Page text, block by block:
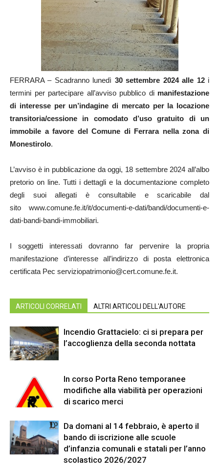
FERRARA – Scadranno lunedì 30 settembre 2024 alle 12i
termini per partecipare all’avviso pubblico di manifestazione
di interesse per un’indagine di mercato per la locazione
transitoria/cessione in comodato d’uso gratuito di un
immobile a favore del Comune di Ferrara nella zona di
Monestirolo.
L’avviso è in pubblicazione da oggi, 18 settembre 2024 all’albo
pretorio on line. Tutti i dettagli e la documentazione completo
degli suoi allegati è consultabile e scaricabile dal
sito www.comune.fe.it/it/documenti-e-dati/bandi/documenti-e-
dati-bandi-bandi-immobiliari.
I soggetti interessati dovranno far pervenire la propria
manifestazione d’interesse all’indirizzo di posta elettronica
certificata Pec serviziopatrimonio@cert.comune.fe.it.
ARTICOLI CORRELATI ALTRI ARTICOLI DELL'AUTORE
Incendio Grattacielo: ci si prepara per
l’accoglienza della seconda nottata
In corso Porta Reno temporanee
modifiche alla viabilità per operazioni
di scarico merci
Da domani al 14 febbraio, è aperto il
bando di iscrizione alle scuole
d’infanzia comunali e statali per l’anno
scolastico 2026/2027